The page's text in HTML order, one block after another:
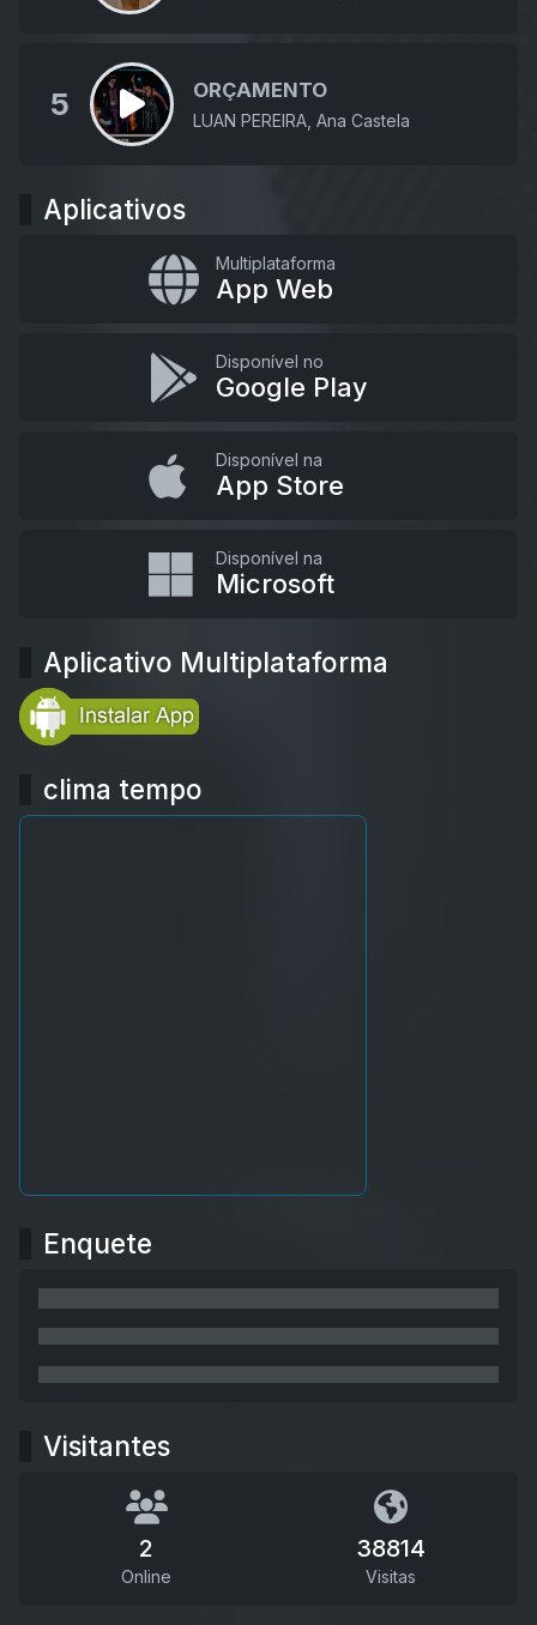
5 ORÇAMENTO
LUAN PEREIRA, Ana Castela
Aplicativos
Multiplataforma
App Web
Disponível no
Google Play
Disponível na
App Store
Disponível na
Microsoft
Aplicativo Multiplataforma
clima tempo
Enquete
Visitantes
2
Online
38814
Visitas